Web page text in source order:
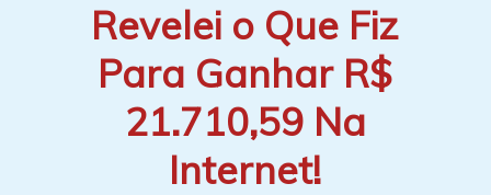
Revelei o Que Fiz
Para Ganhar R$
21.710,59 Na
Internet!